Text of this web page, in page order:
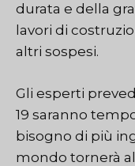
durata e della
lavori di
altri sospesi.
Gli esperti
19 saranno
bisogno di più
mondo tornerà